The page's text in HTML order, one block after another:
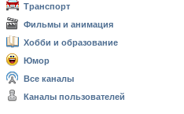
Транспорт
Фильмы и анимация
Хобби и образование
Юмор
Все каналы
Каналы пользователей